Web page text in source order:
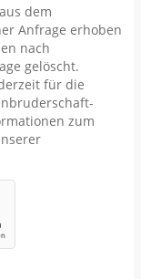
dem
Anfrage erhoben
nach
gelöscht.
für die
zum